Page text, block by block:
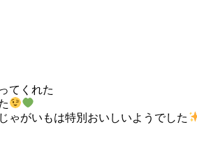
てくれた
ゃがいもは特別おいしいようでした